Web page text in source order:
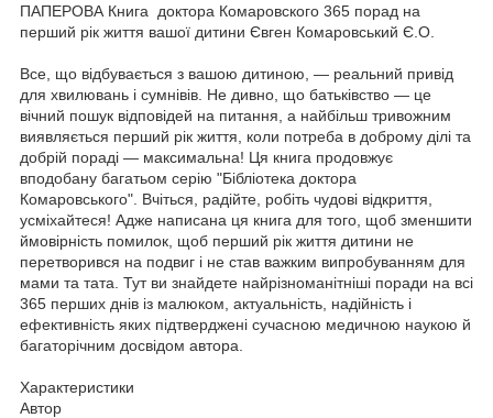
ПАПЕРОВА Книга доктора Комаровского 365 порад на
перший рік життя вашої дитини Євген Комаровський Є.О.
Все, що відбувається з вашою дитиною, — реальний привід
для хвилювань і сумнівів. Не дивно, що батьківство — це
вічний пошук відповідей на питання, а найбільш тривожним
виявляється перший рік життя, коли потреба в доброму ділі та
добрій пораді — максимальна! Ця книга продовжує
вподобану багатьом серію "Бібліотека доктора
Комаровського". Вчіться, радійте, робіть чудові відкриття,
усміхайтеся! Адже написана ця книга для того, щоб зменшити
ймовірність помилок, щоб перший рік життя дитини не
перетворився на подвиг і не став важким випробуванням для
мами та тата. Тут ви знайдете найрізноманітніші поради на всі
365 перших днів із малюком, актуальність, надійність і
ефективність яких підтверджені сучасною медичною наукою й
багаторічним досвідом автора.
Характеристики
Автор